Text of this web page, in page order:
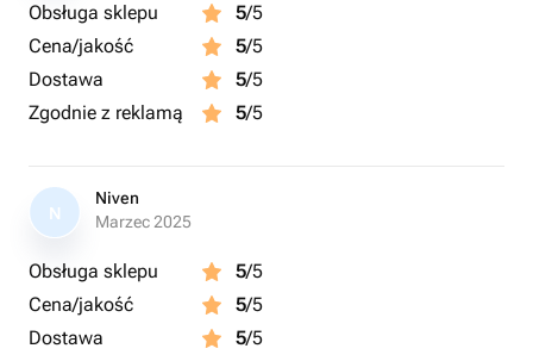
Obsługa sklepu 5/5
Cena/jakość
5/5
Dostawa
5/5
Zgodnie z reklamą
5/5
N
Niven
Marzec 2025
Obsługa sklepu 5/5
Cena/jakość
5/5
Dostawa
5/5